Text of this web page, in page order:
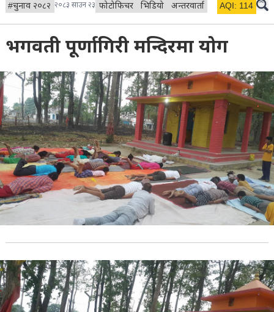
#चुनाव २०८२ २०८३ साउन २३ फोटोफिचर भिडियो अन्तरवार्ता विचार/ब्लग
AQI: 114
भगवती पूर्णागिरी मन्दिरमा योग